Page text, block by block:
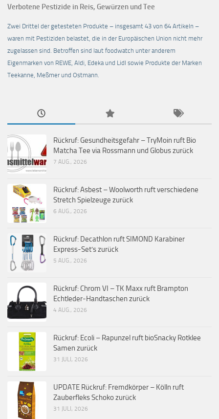
Verbotene Pestizide in Reis, Gewürzen und Tee
Zwei Drittel der getesteten Produkte – insgesamt 43 von 64 Artikeln –
waren mit Pestiziden belastet, die in der Europäischen Union nicht mehr
zugelassen sind. Betroffen sind laut foodwatch unter anderem
Eigenmarken von REWE, Aldi, Edeka und Lidl sowie Produkte der Marken
Teekanne, Meßmer und Ostmann.
Rückruf: Gesundheitsgefahr – TryMoin ruft Bio
Matcha Tee via Rossmann und Globus zurück
7 AUG., 2026
Rückruf: Asbest – Woolworth ruft verschiedene
Stretch Spielzeuge zurück
6 AUG., 2026
Rückruf: Decathlon ruft SIMOND Karabiner
Express-Set’s zurück
5 AUG., 2026
Rückruf: Chrom VI – TK Maxx ruft Brampton
Echtleder-Handtaschen zurück
4 AUG., 2026
Rückruf: Ecoli – Rapunzel ruft bioSnacky Rotklee
Samen zurück
31 JULI, 2026
UPDATE Rückruf: Fremdkörper – Kölln ruft
Zauberfleks Schoko zurück
31 JULI, 2026